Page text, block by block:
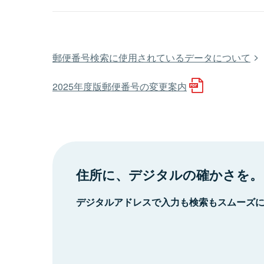
郵便番号検索に使用されているデータについて
2025年度版郵便番号の変更案内
住所に、デジタルの確かさを。
デジタルアドレスで入力も検索もスムーズ